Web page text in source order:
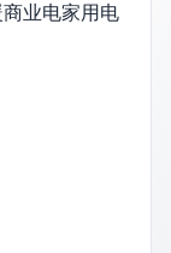
业电家用电